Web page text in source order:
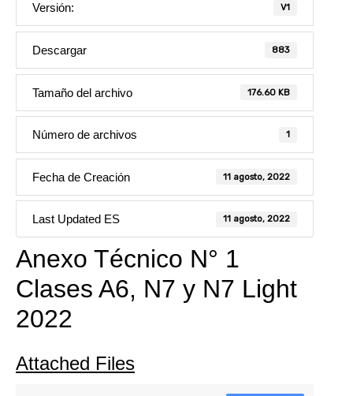
Versión: V1
Descargar 883
Tamaño del archivo 176.60 KB
Número de archivos 1
Fecha de Creación 11 agosto, 2022
Last Updated ES 11 agosto, 2022
Anexo Técnico N° 1
Clases A6, N7 y N7 Light
2022
Attached Files